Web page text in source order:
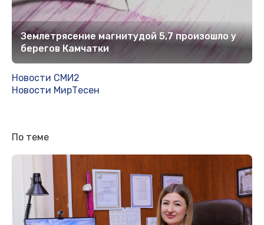
Землетрясение магнитудой 5,7 произошло у
берегов Камчатки
Новости СМИ2
Новости МирТесен
По теме